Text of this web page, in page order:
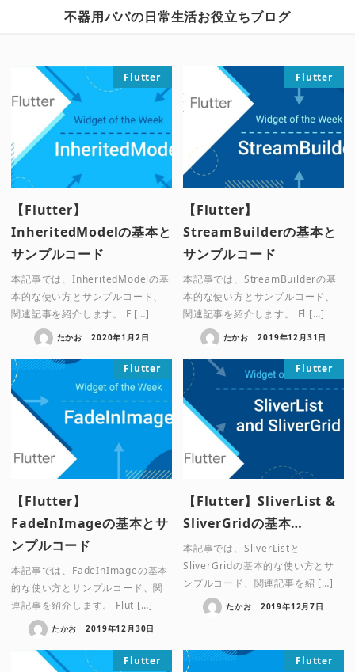
不器用パパの日常生活お役立ちブログ
Flutter
【Flutter】
InheritedModelの基本と
サンプルコード
本記事では、InheritedModelの基
本的な使い方とサンプルコード、
関連記事を紹介します。 F […]
たかお 2020年1月2日
Flutter
【Flutter】
StreamBuilderの基本と
サンプルコード
本記事では、StreamBuilderの基
本的な使い方とサンプルコード、
関連記事を紹介します。 Fl […]
たかお 2019年12月31日
Flutter
【Flutter】
FadeInImageの基本とサ
ンプルコード
本記事では、FadeInImageの基本
的な使い方とサンプルコード、関
連記事を紹介します。 Flut […]
たかお 2019年12月30日
Flutter
【Flutter】SliverList &
SliverGridの基本…
本記事では、SliverListと
SliverGridの基本的な使い方とサ
ンプルコード、関連記事を紹 […]
たかお 2019年12月7日
Flutter Flutter